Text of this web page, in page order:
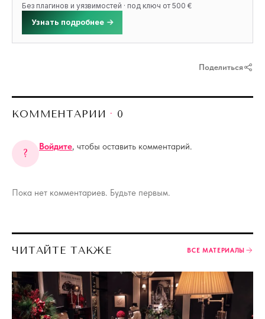
Без плагинов и уязвимостей · под ключ от 500 €
Узнать подробнее
Поделиться
КОММЕНТАРИИ · 0
?
Войдите, чтобы оставить комментарий.
Пока нет комментариев. Будьте первым.
ЧИТАЙТЕ ТАКЖЕ ВСЕ МАТЕРИАЛЫ